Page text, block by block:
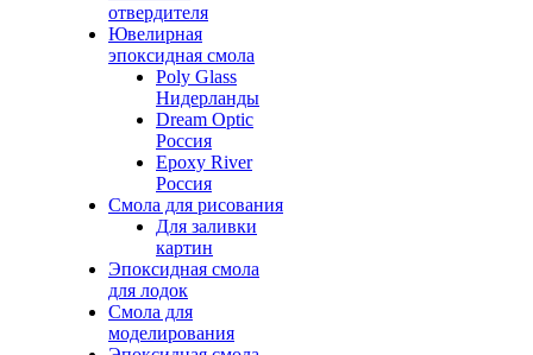
отвердителя
Ювелирная
эпоксидная смола
Poly Glass
Нидерланды
Dream Optic
Россия
Epoxy River
Россия
Смола для рисования
Для заливки
картин
Эпоксидная смола
для лодок
Смола для
моделирования